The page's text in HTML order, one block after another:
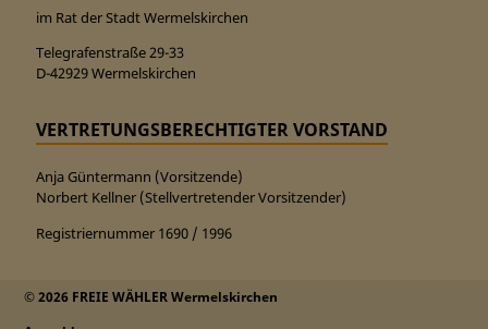
im Rat der Stadt Wermelskirchen
Telegrafenstraße 29-33
D-42929 Wermelskirchen
VERTRETUNGSBERECHTIGTER VORSTAND
Anja Güntermann (Vorsitzende)
Norbert Kellner (Stellvertretender Vorsitzender)
Registriernummer 1690 / 1996
© 2026 FREIE WÄHLER Wermelskirchen